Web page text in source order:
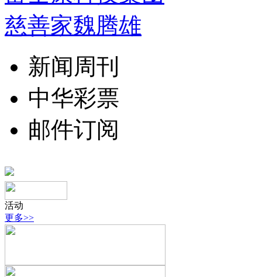
慈善家魏腾雄
新闻周刊
中华彩票
邮件订阅
活动
更多>>